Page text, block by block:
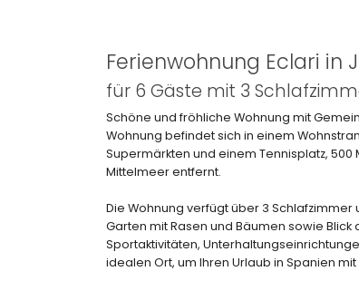
Ferienwohnung Eclari in
für 6 Gäste mit 3
Schöne und fröhliche Wohnung mit
Wohnung befindet sich in einem
Supermärkten und einem Tennisplatz, 500
Mittelmeer entfernt.
Die Wohnung verfügt über 3
Garten mit Rasen und Bäumen sowie Blick
Sportaktivitäten,
idealen Ort, um Ihren Urlaub in Spanien